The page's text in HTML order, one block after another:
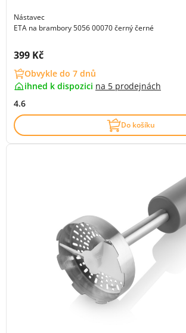
Nástavec
ETA na brambory 5056 00070 černý černé
Cena s DPH:
399 Kč
Obvykle do 7 dnů
ihned k dispozici na 5 prodejnách
4.6
Do košíku